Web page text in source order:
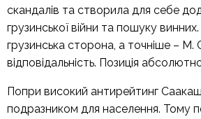
скандалів та створила для себе
грузинської війни та пошуку
грузинська сторона, а точніше – М.
відповідальність. Позиція
Попри високий антирейтинг
подразником для населення. Тому